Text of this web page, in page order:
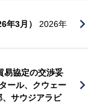
年3月） 2026年
易協定の交渉妥
ール、クウェー
、サウジアラビ